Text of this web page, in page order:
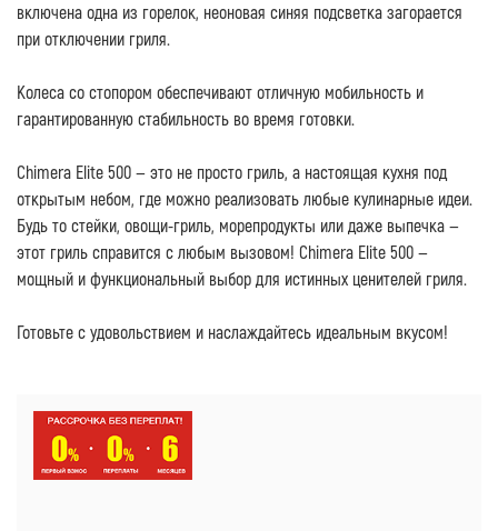
включена одна из горелок, неоновая синяя подсветка загорается
при отключении гриля.
Колеса со стопором обеспечивают отличную мобильность и
гарантированную стабильность во время готовки.
Chimera Elite 500 — это не просто гриль, а настоящая кухня под
открытым небом, где можно реализовать любые кулинарные идеи.
Будь то стейки, овощи-гриль, морепродукты или даже выпечка —
этот гриль справится с любым вызовом! Chimera Elite 500 —
мощный и функциональный выбор для истинных ценителей гриля.
Готовьте с удовольствием и наслаждайтесь идеальным вкусом!